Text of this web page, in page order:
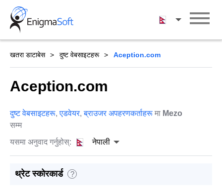
Skip
content
नेपाली
खतरा डाटाबेस दुष्ट वेबसाइटहरू Aception.com
Aception.com
दुष्ट वेबसाइटहरू,एडवेयर,ब्राउजर अपहरणकर्ताहरू मा Mezo
सम्म
यसमा अनुवाद गर्नुहोस्:
नेपाली
थ्रेट स्कोरकार्ड ?